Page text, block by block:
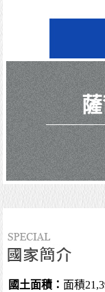
國土面積： 面積